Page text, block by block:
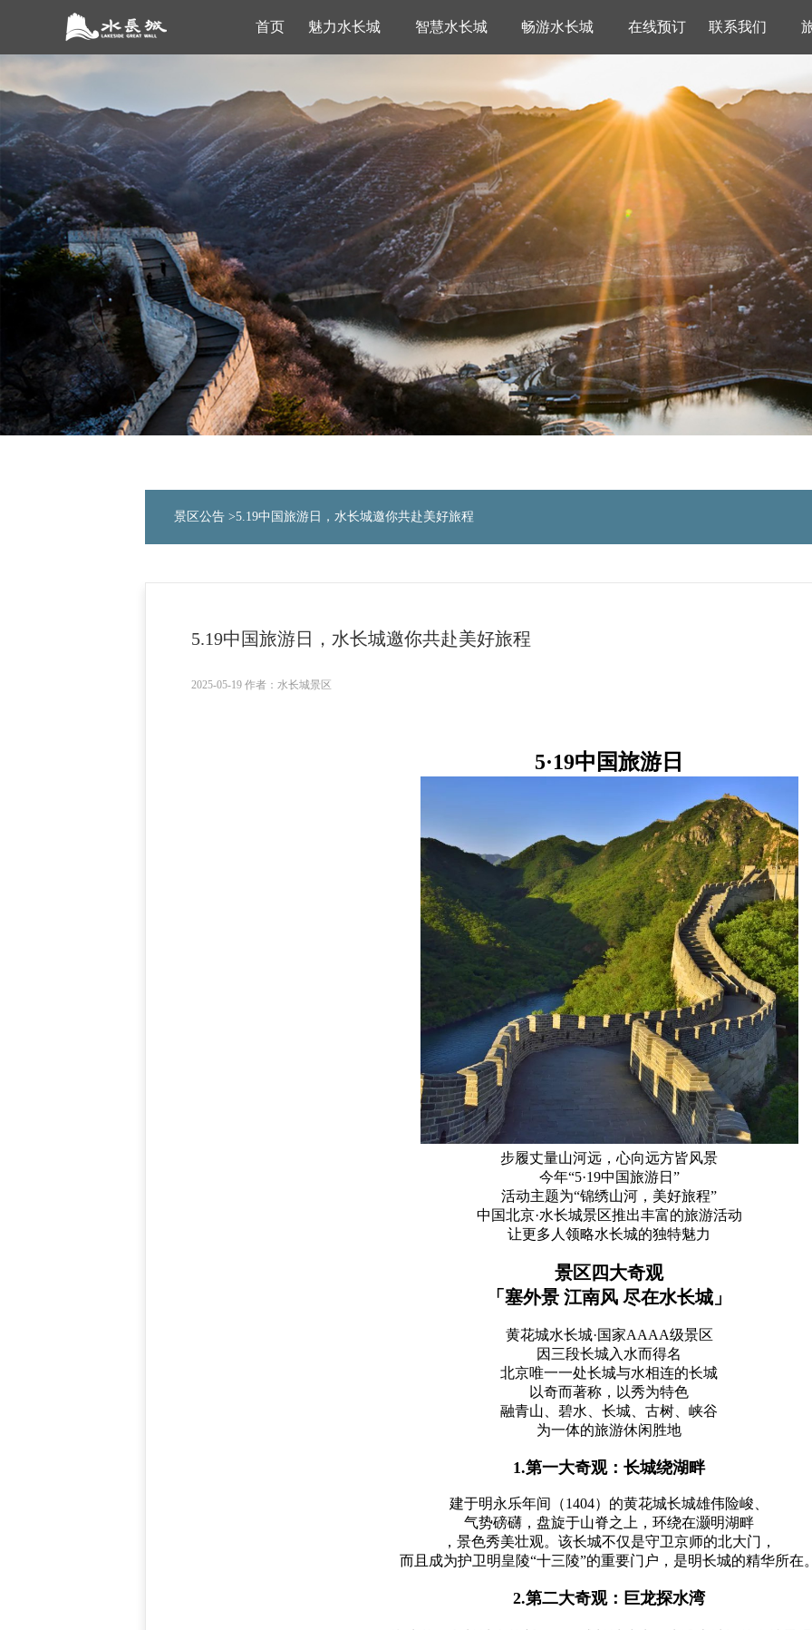
首页 魅力水长城 智慧水长城 畅游水长城 在线预订 联系我们
票务公示 景区荣誉
黑龙潭VR 明代板栗园VR
休闲娱乐 拓展训练
联系我们 招商信息
旅游常识 客服中心
党支E先锋
景区公告 >5.19中国旅游日，水长城邀你共赴美好旅程
5.19中国旅游日，水长城邀你共赴美好旅程
2025-05-19 作者：水长城景区
5·19中国旅游日
步履丈量山河远，心向远方皆风景
今年“5·19中国旅游日”
活动主题为“锦绣山河，美好旅程”
中国北京·水长城景区推出丰富的旅游活动
让更多人领略水长城的独特魅力
景区四大奇观
「塞外景 江南风 尽在水长城」
黄花城水长城·国家AAAA级景区
因三段长城入水而得名
北京唯一一处长城与水相连的长城
以奇而著称，以秀为特色
融青山、碧水、长城、古树、峡谷
为一体的旅游休闲胜地
1.第一大奇观：长城绕湖畔
建于明永乐年间（1404）的黄花城长城雄伟险峻、
气势磅礴，盘旋于山脊之上，环绕在灏明湖畔
，景色秀美壮观。该长城不仅是守卫京师的北大门，
而且成为护卫明皇陵“十三陵”的重要门户，是明长城的精华所在
2.第二大奇观：巨龙探水湾